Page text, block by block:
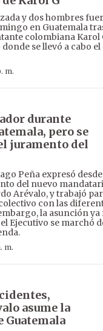
y dos hombres
en Guatemala
colombiana Karol
se llevó a cabo el
m.
durante
pero se
juramento del
Peña expresó
del nuevo
Arévalo, y trabajó
con las
la asunción ya
Ejecutivo se marchó
m.
asume la
Guatemala